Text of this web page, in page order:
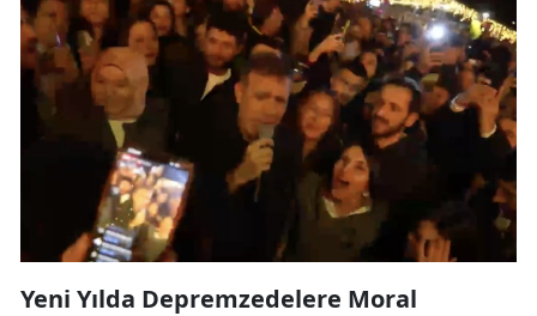
Yeni Yılda Depremzedelere Moral